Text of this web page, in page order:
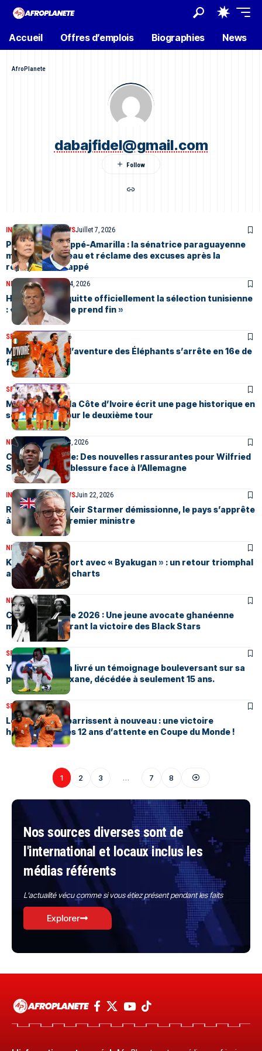
Accueil Offres d’emplois Biographies News
AfroPlanete
dabajfidel@gmail.com
INTERNATIONALNEWSJuillet 7, 2026
Polémique Mbappé-Amarilla : la sénatrice paraguayenne
monte au créneau et réclame des excuses après la
réplique de Mbappé
NEWSSPORTSJuillet 4, 2026
Hervé Renard quitte officiellement la sélection tunisienne
: « Mon aventure prend fin »
SPORTSJuillet 1, 2026
Mondial 2026 : l’aventure des Éléphants s’arrête en 16e de
finale
SPORTSJuin 26, 2026
Mondial 2026 : la Côte d’Ivoire écrit une page historique en
se qualifiant pour le deuxième tour
NEWS SPORTSJuin 23, 2026
Coupe du Monde: Des nouvelles rassurantes pour Wilfried
Singo après sa blessure face à l’Allemagne
INTERNATIONALNEWSJuin 22, 2026
Royaume-Uni : Keir Starmer démissionne, le pays s’apprête
à changer de Premier ministre
NEWSJuin 19, 2026
Kaaris frappe fort avec « Byakugan » : un retour triomphal
au sommet des charts
NEWSJuin 19, 2026
Coupe du Monde 2026 : Une jeune avocate ghanéenne
meurt en célébrant la victoire des Black Stars
SPORTSJuin 17, 2026
Yan Diomandé a livré un témoignage bouleversant sur sa
petite sœur Roxane, décédée à seulement 15 ans.
SPORTSJuin 15, 2026
Les Éléphants barrissent à nouveau : une victoire
historique après 12 ans d’attente en Coupe du Monde !
1 2 3 … 7 8
Nos sources diverses sont de
l'international et locaux inclus les
médias référents
L'actualité vécu comme si vous étiez présent pendant les faits
Explorer